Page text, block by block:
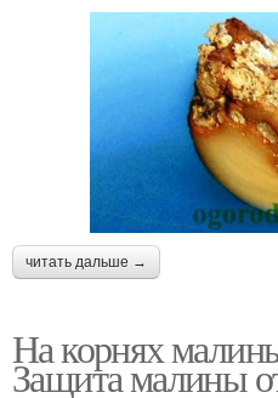
читать дальше →
На корнях
Защита малины